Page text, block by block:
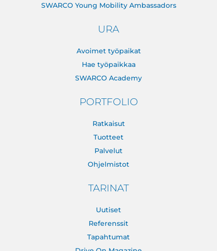
SWARCO Young Mobility Ambassadors
URA
Avoimet työpaikat
Hae työpaikkaa
SWARCO Academy
PORTFOLIO
Ratkaisut
Tuotteet
Palvelut
Ohjelmistot
TARINAT
Uutiset
Referenssit
Tapahtumat